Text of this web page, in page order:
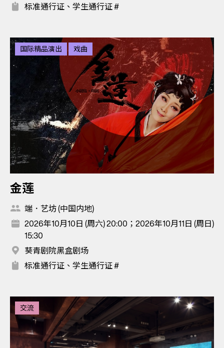
标准通行证、学生通行证 #
国际精品演出 戏曲
金莲
端．艺坊 (中国内地)
2026年10月10日 (周六) 20:00；2026年10月11日 (周日)
15:30
葵青剧院黑盒剧场
标准通行证、学生通行证 #
交流